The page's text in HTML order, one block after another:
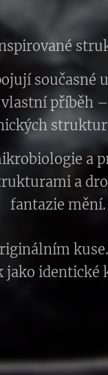
současné
příběh
a
a
fantazie mění.
jako identické